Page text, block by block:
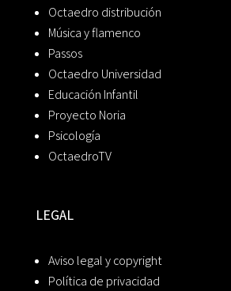
Octaedro distribución
Música y flamenco
Passos
Octaedro Universidad
Educación Infantil
Proyecto Noria
Psicología
OctaedroTV
LEGAL
Aviso legal y copyright
Política de privacidad